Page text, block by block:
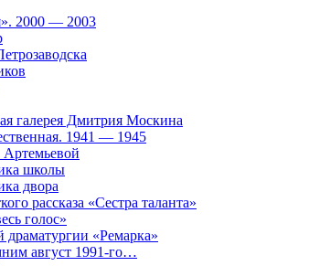
2000 — 2003
галерея Дмитрия Москина
1941 — 1945
школы
двора
рассказа «Сестра таланта»
голос»
драматургии «Ремарка»
август 1991-го…